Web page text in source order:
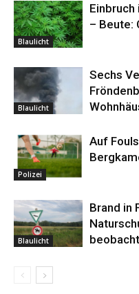
Blaulicht
– Beute:
Blaulicht
Sechs
Polizei
Auf
Blaulicht
Brand in